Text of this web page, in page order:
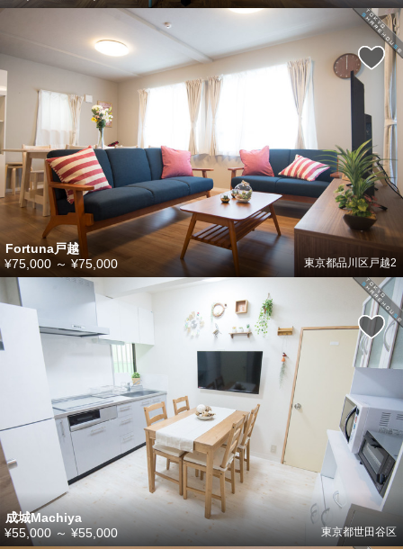
Fortuna戸越
東京都品川区戸越2
¥75,000 ～ ¥75,000
成城Machiya
東京都世田谷区
¥55,000～¥55,000